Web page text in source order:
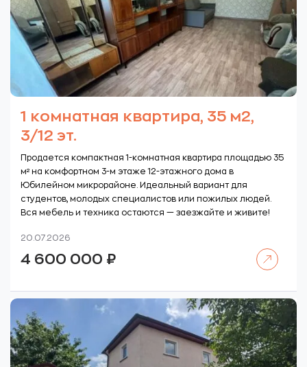
1 комнатная квартира, 35 м2,
3/12 эт.
Продается компактная 1-комнатная квартира площадью 35
м² на комфортном 3-м этаже 12-этажного дома в
Юбилейном микрорайоне. Идеальный вариант для
студентов, молодых специалистов или пожилых людей.
Вся мебель и техника остаются — заезжайте и живите!
20.07.2026
4 600 000 ₽